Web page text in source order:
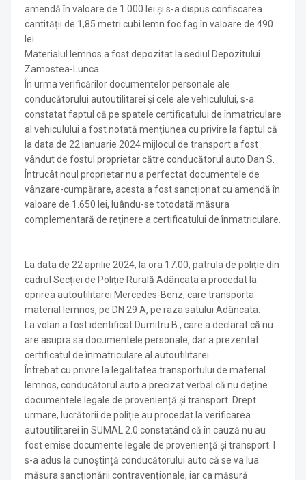
amendă în valoare de 1.000 lei și s-a dispus confiscarea
cantității de 1,85 metri cubi lemn foc fag în valoare de 490
lei.
Materialul lemnos a fost depozitat la sediul Depozitului
Zamostea-Lunca.
În urma verificărilor documentelor personale ale
conducătorului autoutilitarei și cele ale vehiculului, s-a
constatat faptul că pe spatele certificatului de înmatriculare
al vehiculului a fost notată mențiunea cu privire la faptul că
la data de 22 ianuarie 2024 mijlocul de transport a fost
vândut de fostul proprietar către conducătorul auto Dan S.
Întrucât noul proprietar nu a perfectat documentele de
vânzare-cumpărare, acesta a fost sancționat cu amendă în
valoare de 1.650 lei, luându-se totodată măsura
complementară de reținere a certificatului de înmatriculare.
La data de 22 aprilie 2024, la ora 17:00, patrula de poliție din
cadrul Secției de Poliție Rurală Adâncata a procedat la
oprirea autoutilitarei Mercedes-Benz, care transporta
material lemnos, pe DN 29 A, pe raza satului Adâncata.
La volan a fost identificat Dumitru B., care a declarat că nu
are asupra sa documentele personale, dar a prezentat
certificatul de înmatriculare al autoutilitarei.
Întrebat cu privire la legalitatea transportului de material
lemnos, conducătorul auto a precizat verbal că nu deține
documentele legale de proveniență și transport. Drept
urmare, lucrătorii de poliție au procedat la verificarea
autoutilitarei în SUMAL 2.0 constatând că în cauză nu au
fost emise documente legale de proveniență și transport. I
s-a adus la cunoștință conducătorului auto că se va lua
măsura sancționării contravenționale, iar ca măsură